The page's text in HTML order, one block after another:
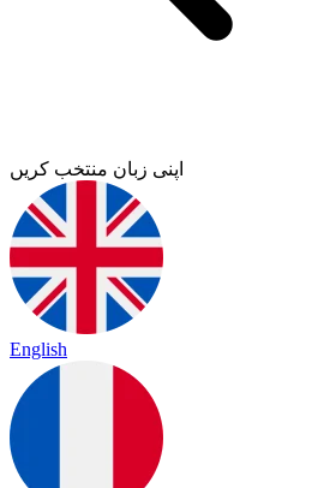
اپنی زبان منتخب کریں
English